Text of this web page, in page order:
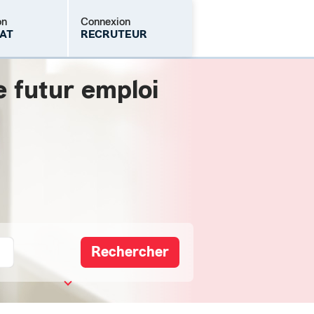
Connexion
RECRUTEUR
Mot de passe oublié
futur emploi